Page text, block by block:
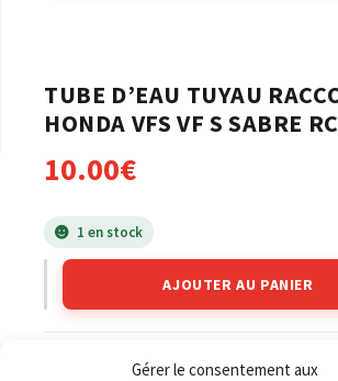
Gérer le consentement aux
TUBE D’EAU TUYAU
HONDA VFS VF S SABRE
10.00€
1 en stock
AJOUTER AU PANIER
HONDA HONDA 750 VF S Sabre